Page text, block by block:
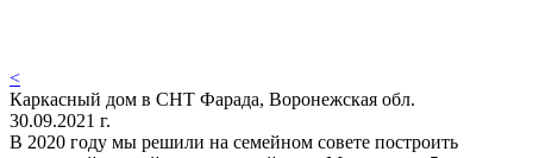
<
Каркасный дом в СНТ Фарада, Воронежская обл.
30.09.2021 г.
В 2020 году мы решили на семейном совете построить